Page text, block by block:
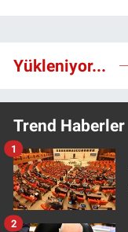
Yükleniyor...
Trend Haberler
1
2